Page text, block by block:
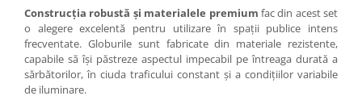
Construcția robustă și materialele premium fac din acest set
o alegere excelentă pentru utilizare în spații publice intens
frecventate. Globurile sunt fabricate din materiale rezistente,
capabile să își păstreze aspectul impecabil pe întreaga durată a
sărbătorilor, în ciuda traficului constant și a condițiilor variabile
de iluminare.